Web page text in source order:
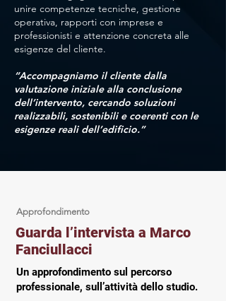
unire competenze tecniche, gestione
operativa, rapporti con imprese e
professionisti e attenzione concreta alle
esigenze del cliente.
“Accompagniamo il cliente dalla
valutazione iniziale alla conclusione
dell’intervento, cercando soluzioni
realizzabili, sostenibili e coerenti con le
esigenze reali dell’edificio.”
Approfondimento
Guarda l’intervista a Marco
Fanciullacci
Un approfondimento sul percorso
professionale, sull’attività dello studio.